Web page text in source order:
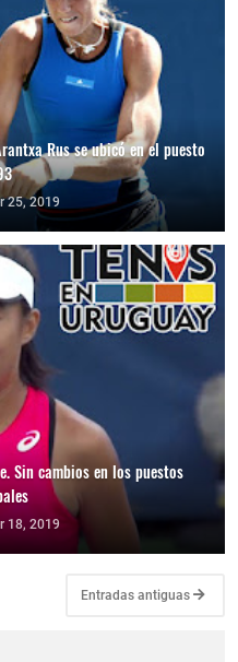
Rus se ubicó en el puesto
25, 2019
Sin cambios en los puestos
18, 2019
Entradas antiguas